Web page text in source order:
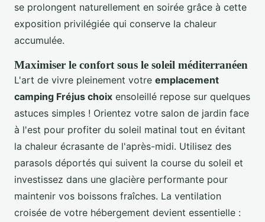
se prolongent naturellement en soirée grâce à cette
exposition privilégiée qui conserve la chaleur
accumulée.
Maximiser le confort sous le soleil méditerranéen
L'art de vivre pleinement votre emplacement
camping Fréjus choix ensoleillé repose sur quelques
astuces simples ! Orientez votre salon de jardin face
à l'est pour profiter du soleil matinal tout en évitant
la chaleur écrasante de l'après-midi. Utilisez des
parasols déportés qui suivent la course du soleil et
investissez dans une glacière performante pour
maintenir vos boissons fraîches. La ventilation
croisée de votre hébergement devient essentielle :